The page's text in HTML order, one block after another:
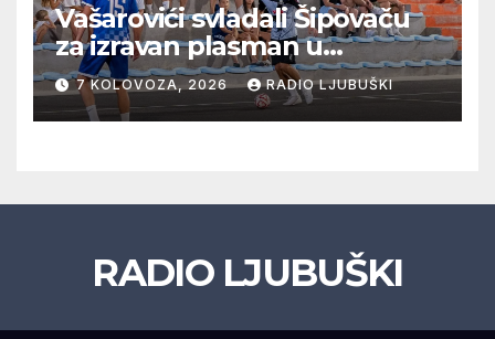
Vašarovići svladali Šipovaču
za izravan plasman u
četvrtfinale, Grab izborio
prolazak dalje, Klobuk ispao,
večeras počinje četvrtfinale
7 KOLOVOZA, 2026 RADIO LJUBUŠKI
RADIO LJUBUŠKI